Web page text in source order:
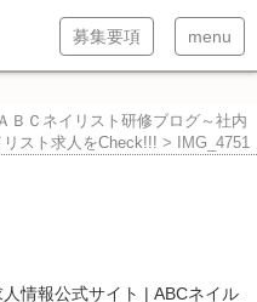
T
o
g
a
募集要項
T
o
g
a
menu
ＡＢＣネイリスト研修ブログ～社内
スト求人をCheck!!! > IMG_4751